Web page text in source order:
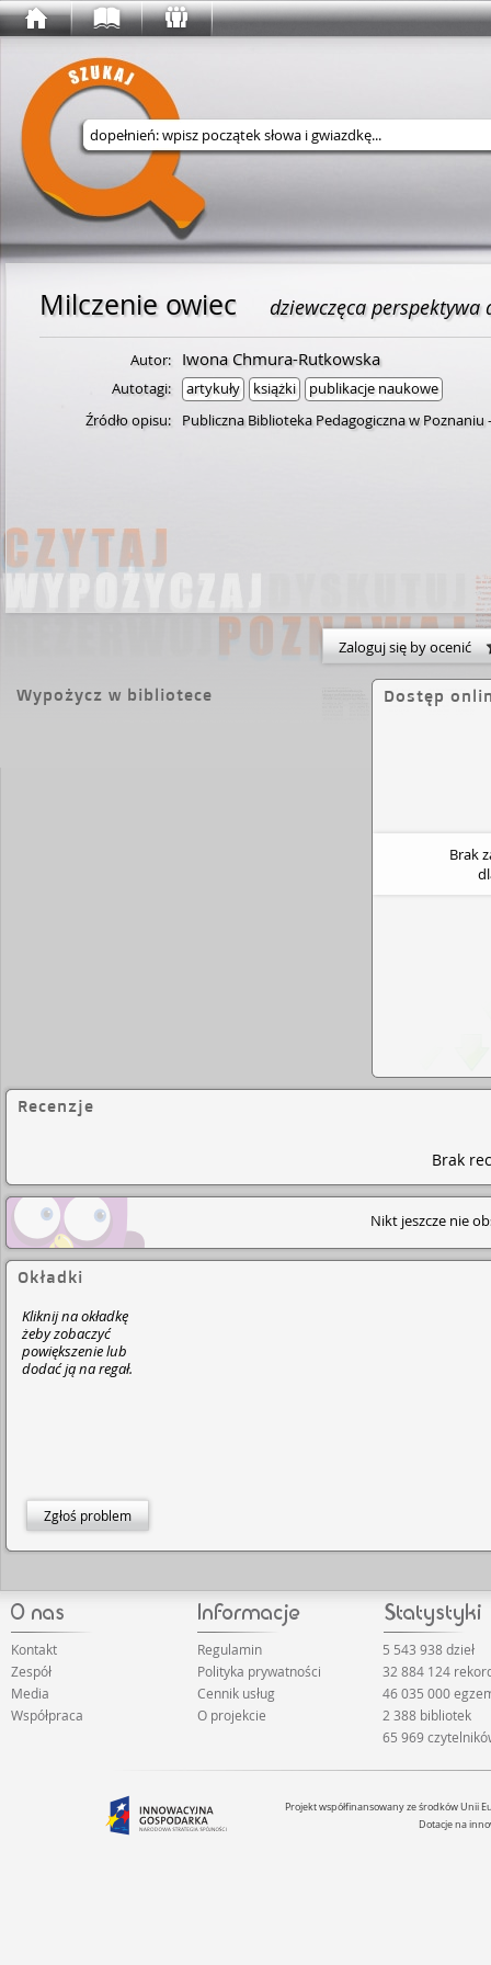
Wyszukaj w serwisie
Milczenie owiec dziewczęca
Autor: Iwona Chmura-Rutkowska
Autotagi: artykuły książki
publikacje naukowe
Źródło opisu:
Publiczna Biblioteka Pedagogiczna w Poznaniu
Zaloguj się by ocenić
Wypożycz w bibliotece Dostęp
Brak
Recenzje
Brak
Nikt jeszcze nie
Okładki
Kliknij na okładkę
żeby zobaczyć
powiększenie lub
dodać ją na regał.
Zgłoś problem
Kontakt
Zespół
Media
Współpraca
Regulamin
Polityka prywatności
Cennik usług
O projekcie
5 543 938 dzieł
32 884 124
46 035 000
2 388 bibliotek
65 969
Projekt współfinansowany ze środków Unii
Dotacje na